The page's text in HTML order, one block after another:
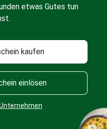
etwas Gutes tun
kaufen
einlösen